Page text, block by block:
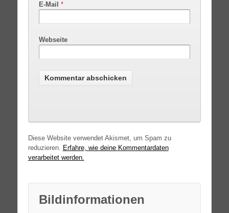
E-Mail *
Webseite
Diese Website verwendet Akismet, um Spam zu
reduzieren. Erfahre, wie deine Kommentardaten
verarbeitet werden.
Bildinformationen